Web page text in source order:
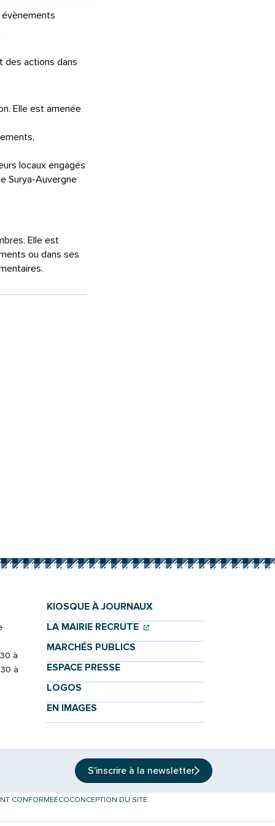
des actions dans
Elle est amenée
locaux engagés
Surya-Auvergne
Elle est
ou dans ses
à
à
KIOSQUE À JOURNAUX
LA MAIRIE RECRUTE (OUVERTURE DANS UN
(OUVERTURE DANS UN
MARCHÉS PUBLICS
ESPACE PRESSE
LOGOS
EN IMAGES
S'inscrire à la newsletter
CONFORMEÉCOCONCEPTION DU SITE